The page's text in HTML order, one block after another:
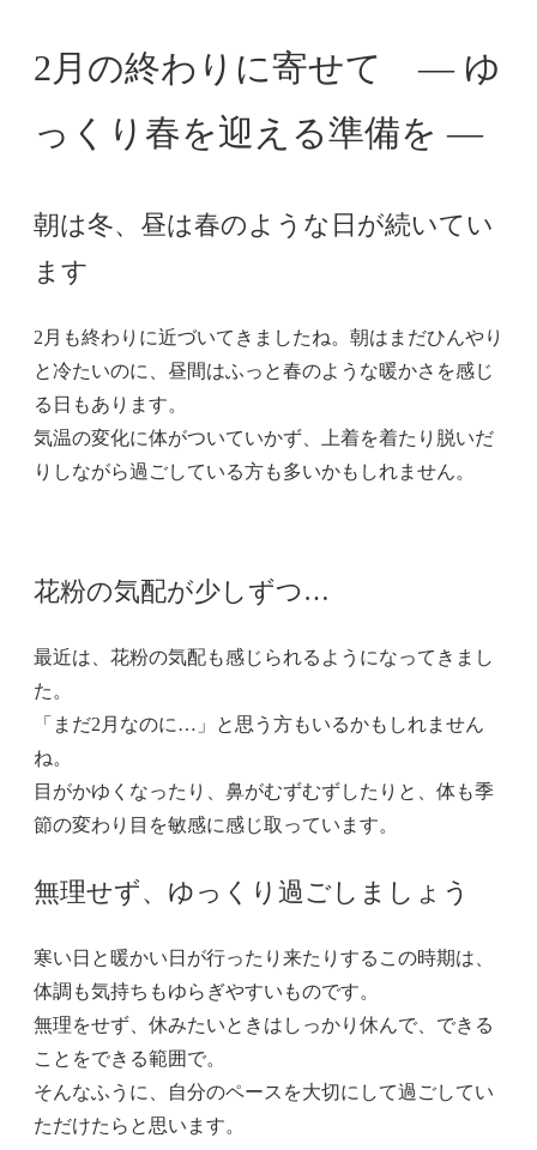
2月の終わりに寄せて ― ゆ
っくり春を迎える準備を ―
朝は冬、昼は春のような日が続いてい
ます
2月も終わりに近づいてきましたね。朝はまだひんやり
と冷たいのに、昼間はふっと春のような暖かさを感じ
る日もあります。
気温の変化に体がついていかず、上着を着たり脱いだ
りしながら過ごしている方も多いかもしれません。
花粉の気配が少しずつ…
最近は、花粉の気配も感じられるようになってきまし
た。
「まだ2月なのに…」と思う方もいるかもしれません
ね。
目がかゆくなったり、鼻がむずむずしたりと、体も季
節の変わり目を敏感に感じ取っています。
無理せず、ゆっくり過ごしましょう
寒い日と暖かい日が行ったり来たりするこの時期は、
体調も気持ちもゆらぎやすいものです。
無理をせず、休みたいときはしっかり休んで、できる
ことをできる範囲で。
そんなふうに、自分のペースを大切にして過ごしてい
ただけたらと思います。